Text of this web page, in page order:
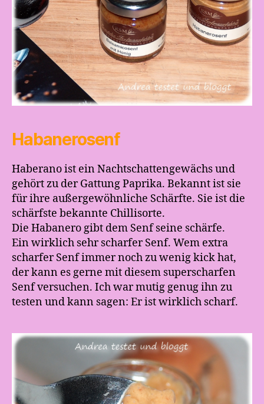
Habanerosenf
Haberano ist ein Nachtschattengewächs und
gehört zu der Gattung Paprika. Bekannt ist sie
für ihre außergewöhnliche Schärfte. Sie ist die
schärfste bekannte Chillisorte.
Die Habanero gibt dem Senf seine schärfe.
Ein wirklich sehr scharfer Senf. Wem extra
scharfer Senf immer noch zu wenig kick hat,
der kann es gerne mit diesem superscharfen
Senf versuchen. Ich war mutig genug ihn zu
testen und kann sagen: Er ist wirklich scharf.